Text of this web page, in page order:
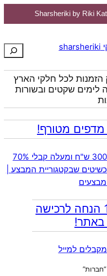
Sharsheriki by Riki
חיפוש
הזמנות לכל חלקי הארץ
לימים שקטים ובשורות
מדפים מטורף!
בחרי פריטים מהמבצע בשווי 300 ש"ח ומעלה קבלי 70%
שבקטגוריית המבצע |
קופון מתנה 10% הנחה לרכישה
באתר!
למייל